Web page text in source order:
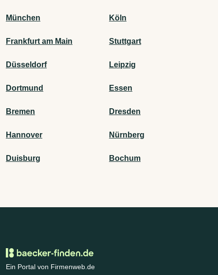
München Köln
Frankfurt am Main Stuttgart
Düsseldorf Leipzig
Dortmund Essen
Bremen Dresden
Hannover Nürnberg
Duisburg Bochum
Ein Portal von Firmenweb.de